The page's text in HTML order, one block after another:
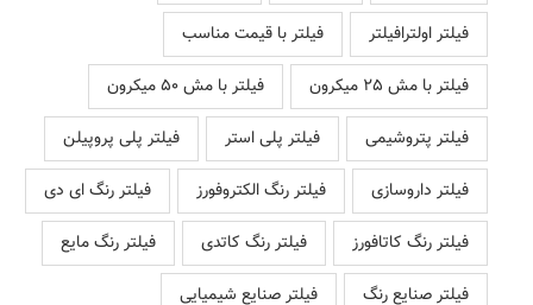
فیلتر اولترافیلتر
فیلتر با قیمت مناسب
فیلتر با مش 25 میکرون
فیلتر با مش 50 میکرون
فیلتر پتروشیمی
فیلتر پلی استر
فیلتر پلی پروپیلن
فیلتر داروسازی
فیلتر رنگ الکتروفورز
فیلتر رنگ ای دی
فیلتر رنگ کاتافورز
فیلتر رنگ کاتدی
فیلتر رنگ مایع
فیلتر صنایع رنگ
فیلتر صنایع شیمیایی